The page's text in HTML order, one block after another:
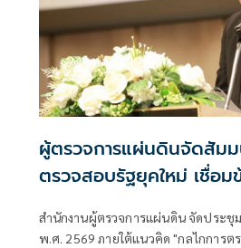
ผู้ตรวจการแผ่นดินจัดสัม
ตรวจสอบรัฐยุคใหม่ เชื่อม
สำนักงานผู้ตรวจการแผ่นดิน จัดประชุ
พ.ศ. 2569 ภายใต้แนวคิด "กลไกการ